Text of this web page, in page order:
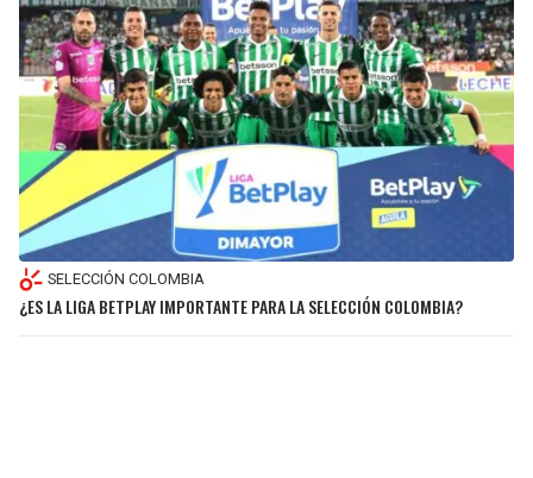
SELECCIÓN COLOMBIA
¿ES LA LIGA BETPLAY IMPORTANTE PARA LA SELECCIÓN COLOMBIA?